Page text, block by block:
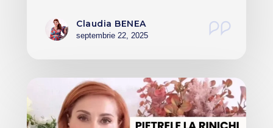
Claudia BENEA
septembrie 22, 2025